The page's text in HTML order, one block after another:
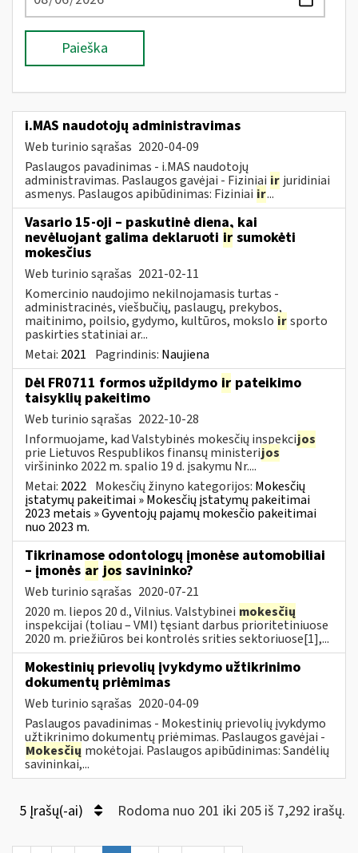
Paieška
i.MAS naudotojų administravimas
Web turinio sąrašas 2020-04-09
Paslaugos pavadinimas - i.MAS naudotojų
administravimas. Paslaugos gavėjai - Fiziniai ir juridiniai
asmenys. Paslaugos apibūdinimas: Fiziniai ir...
Vasario 15-oji – paskutinė diena, kai
nevėluojant galima deklaruoti ir sumokėti
mokesčius
Web turinio sąrašas 2021-02-11
Komercinio naudojimo nekilnojamasis turtas -
administracinės, viešbučių, paslaugų, prekybos,
maitinimo, poilsio, gydymo, kultūros, mokslo irsporto
paskirties statiniai ar...
Metai: 2021 Pagrindinis: Naujiena
Dėl FR0711 formos užpildymo ir pateikimo
taisyklių pakeitimo
Web turinio sąrašas 2022-10-28
Informuojame, kad Valstybinės mokesčių inspekcijos
prie Lietuvos Respublikos finansų ministerijos
viršininko 2022 m. spalio 19 d. įsakymu Nr....
Metai: 2022 Mokesčių žinyno kategorijos: Mokesčių
įstatymų pakeitimai » Mokesčių įstatymų pakeitimai
2023 metais » Gyventojų pajamų mokesčio pakeitimai
nuo 2023 m.
Tikrinamose odontologų įmonėse automobiliai
– įmonės ar jos savininko?
Web turinio sąrašas 2020-07-21
2020 m. liepos 20 d., Vilnius. Valstybinei mokesčių
inspekcijai (toliau – VMI) tęsiant darbus prioritetiniuose
2020 m. priežiūros bei kontrolės srities sektoriuose[1],...
Mokestinių prievolių įvykdymo užtikrinimo
dokumentų priėmimas
Web turinio sąrašas 2020-04-09
Paslaugos pavadinimas - Mokestinių prievolių įvykdymo
užtikrinimo dokumentų priėmimas. Paslaugos gavėjai -
Mokesčių mokėtojai. Paslaugos apibūdinimas: Sandėlių
savininkai,...
5 Įrašų(-ai) Rodoma nuo 201 iki 205 iš 7,292 irašų.